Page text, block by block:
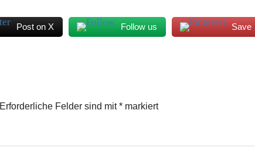
Post on X Follow us Save
Erforderliche Felder sind mit* markiert